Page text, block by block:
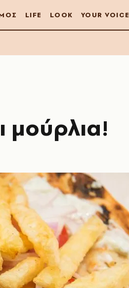
LIFE LOOK YOUR VOICE
μούρλια!